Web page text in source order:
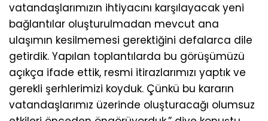
vatandaşlarımızın ihtiyacını karşılayacak yeni
bağlantılar oluşturulmadan mevcut ana
ulaşımın kesilmemesi gerektiğini defalarca dile
getirdik. Yapılan toplantılarda bu görüşümüzü
açıkça ifade ettik, resmi itirazlarımızı yaptık ve
gerekli şerhlerimizi koyduk. Çünkü bu kararın
vatandaşlarımız üzerinde oluşturacağı olumsuz